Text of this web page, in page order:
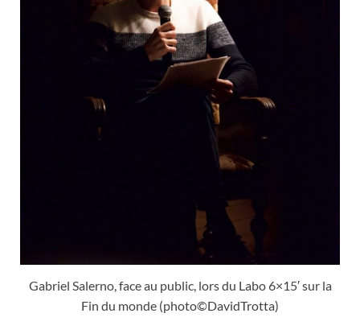
Gabriel Salerno, face au public, lors du Labo 6×15′ sur la
Fin du monde (photo©DavidTrotta)